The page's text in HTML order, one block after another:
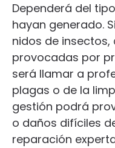
Dependerá del
hayan generado.
nidos de
provocadas por
será llamar a
plagas o de la
gestión podrá
o daños difíciles
reparación